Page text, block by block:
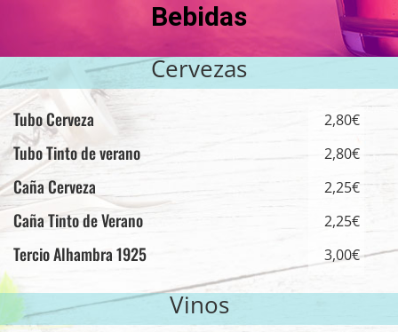
Bebidas
Cervezas
Tubo Cerveza 2,80€
Tubo Tinto de verano 2,80€
Caña Cerveza 2,25€
Caña Tinto de Verano 2,25€
Tercio Alhambra 1925 3,00€
Vinos